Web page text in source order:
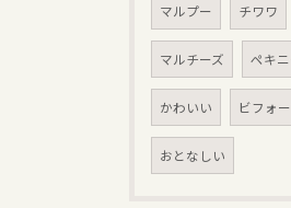
マルプー チワワ
マルチーズ ペキ
かわいい ビフォ
おとなしい